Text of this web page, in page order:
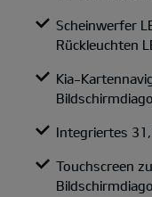
Scheinwerfer
Rückleuchten
Kia-
Integriertes
Touchscreen